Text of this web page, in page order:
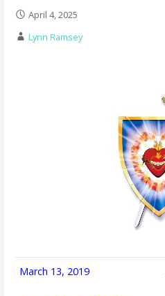
April 4, 2025
Lynn Ramsey
March 13, 2019